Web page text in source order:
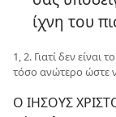
ίχνη του
1, 2. Γιατί δεν
τόσο ανώτερο ώστε
Ο ΙΗΣΟΥΣ